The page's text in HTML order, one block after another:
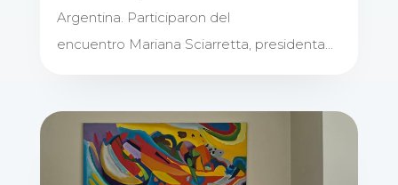
Argentina. Participaron del
encuentro Mariana Sciarretta, presidenta...